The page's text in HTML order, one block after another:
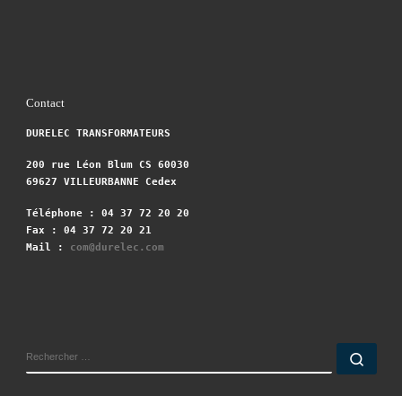
Contact
DURELEC TRANSFORMATEURS
200 rue Léon Blum CS 60030
69627 VILLEURBANNE Cedex
Téléphone : 04 37 72 20 20
Fax : 04 37 72 20 21
Mail :
com@durelec.com